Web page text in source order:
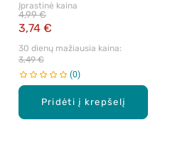
Pridėti į krepšelį
dezodorantas, 50 ml.
Įprastinė kaina
3,74 €
4,99 €
30 dienų mažiausia kaina:
3,49 €
0